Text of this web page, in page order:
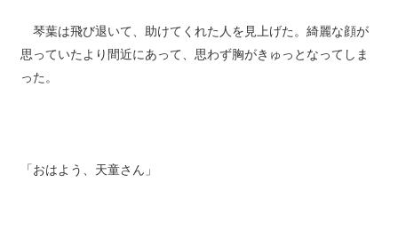
琴葉は飛び退いて、助けてくれた人を見上げた。綺麗な顔が
思っていたより間近にあって、思わず胸がきゅっとなってしま
った。
「おはよう、天童さん」